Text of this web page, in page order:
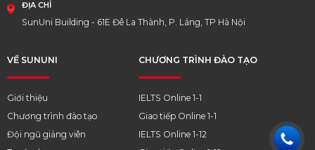
VỀ SUNUNI
Giới thiệu
Chương trình đào tạo
Đội ngũ giảng viên
ĐỊA CHỈ
SunUni Building - 61E Đê La Thành, P. Láng, TP Hà Nội
CHƯƠNG TRÌNH ĐÀO TẠO
IELTS Online 1-1
Giao tiếp Online 1-1
IELTS Online 1-12